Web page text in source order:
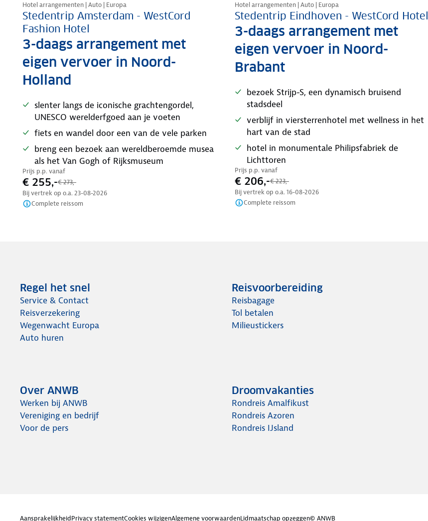
Hotel arrangementen | Auto | Europa
Stedentrip Amsterdam - WestCord
Fashion Hotel
3-daags arrangement met
eigen vervoer in Noord-
Holland
slenter langs de iconische grachtengordel,
UNESCO werelderfgoed aan je voeten
fiets en wandel door een van de vele parken
breng een bezoek aan wereldberoemde musea
als het Van Gogh of Rijksmuseum
Prijs p.p. vanaf
€ 255,-€ 273,-
Bij vertrek op o.a. 23-08-2026
Complete reissom
Hotel arrangementen | Auto | Europa
Stedentrip Eindhoven - WestCord Hotel
3-daags arrangement met
eigen vervoer in Noord-
Brabant
bezoek Strijp-S, een dynamisch bruisend
stadsdeel
verblijf in viersterrenhotel met wellness in het
hart van de stad
hotel in monumentale Philipsfabriek de
Lichttoren
Prijs p.p. vanaf
€ 206,-€ 223,-
Bij vertrek op o.a. 16-08-2026
Complete reissom
Regel het snel
Service & Contact
Reisverzekering
Wegenwacht Europa
Auto huren
Reisvoorbereiding
Reisbagage
Tol betalen
Milieustickers
Over ANWB
Werken bij ANWB
Vereniging en bedrijf
Voor de pers
Droomvakanties
Rondreis Amalfikust
Rondreis Azoren
Rondreis IJsland
AansprakelijkheidPrivacy statementCookies wijzigenAlgemene voorwaardenLidmaatschap opzeggen© ANWB